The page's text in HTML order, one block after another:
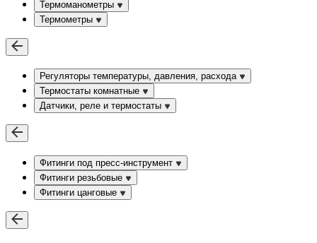
Термоманометры
Термометры
Регуляторы температуры, давления, расхода
Термостаты комнатные
Датчики, реле и термостаты
Фитинги под пресс-инструмент
Фитинги резьбовые
Фитинги цанговые